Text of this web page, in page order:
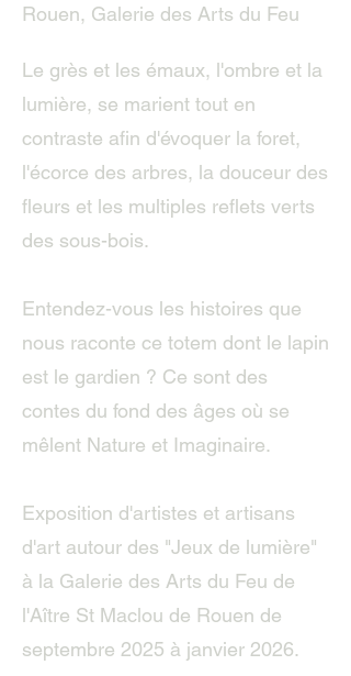
Rouen, Galerie des Arts du Feu
Le grès et les émaux, l'ombre et la
lumière, se marient tout en
contraste afin d'évoquer la foret,
l'écorce des arbres, la douceur des
fleurs et les multiples reflets verts
des sous-bois.
Entendez-vous les histoires que
nous raconte ce totem dont le lapin
est le gardien ? Ce sont des
contes du fond des âges où se
mêlent Nature et Imaginaire.
Exposition d'artistes et artisans
d'art autour des "Jeux de lumière"
à la Galerie des Arts du Feu de
l'Aître St Maclou de Rouen de
septembre 2025 à janvier 2026.